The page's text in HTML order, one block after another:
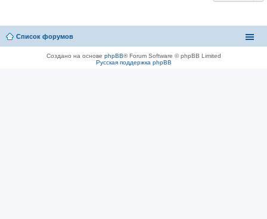
Список форумов
Создано на основе phpBB® Forum Software © phpBB Limited
Русская поддержка phpBB